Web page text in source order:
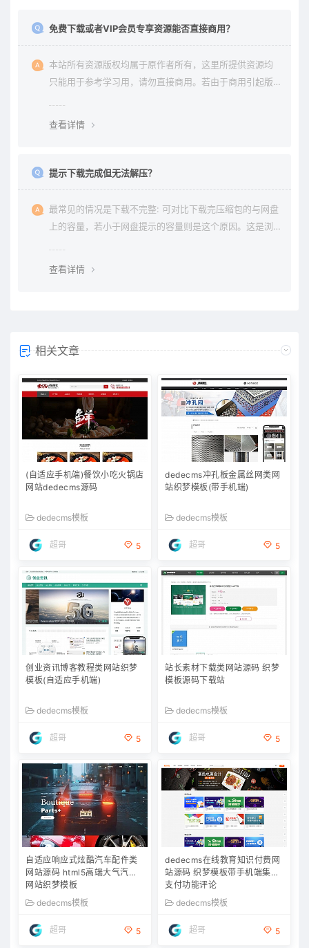
免费下载或者VIP会员专享资源能否直接商用？
本站所有资源版权均属于原作者所有，这里所提供资源均
只能用于参考学习用，请勿直接商用。若由于商用引起版
查看详情
提示下载完成但无法解压？
最常见的情况是下载不完整: 可对比下载完压缩包的与网盘
上的容量，若小于网盘提示的容量则是这个原因。这是浏
查看详情
相关文章
(自适应手机端)餐饮小吃火锅店
网站dedecms源码
dedecms模板
超哥 5
dedecms冲孔板金属丝网类网
站织梦模板(带手机端)
dedecms模板
超哥 5
创业资讯博客教程类网站织梦
模板(自适应手机端)
dedecms模板
超哥 5
站长素材下载类网站源码 织梦
模板源码下载站
dedecms模板
超哥 5
自适应响应式炫酷汽车配件类
网站源码 html5高端大气汽车
网站织梦模板
dedecms模板
超哥 5
dedecms在线教育知识付费网
站源码 织梦模板带手机端集成
支付功能评论
dedecms模板
超哥 5